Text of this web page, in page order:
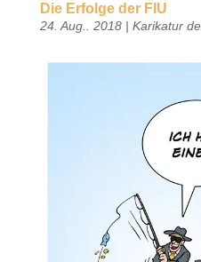
Die Erfolge der FIU
24. Aug.. 2018| Karikatur